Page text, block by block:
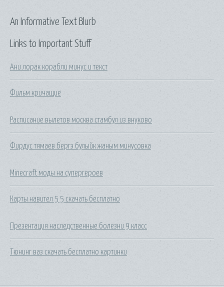
Links to Important Stuff
Ани лорак корабли минус и текст
Фильм кричащие
Расписание вылетов москва стамбул из внуково
Фирдус тямаев бергэ булыйк жаным минусовка
Minecraft моды на супергероев
Карты навител 5 5 скачать бесплатно
Презентация наследственные болезни 9 класс
Тюнинг ваз скачать бесплатно картинки
An Informative Text Blurb